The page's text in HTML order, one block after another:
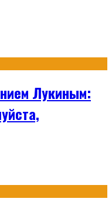
Лукиным: